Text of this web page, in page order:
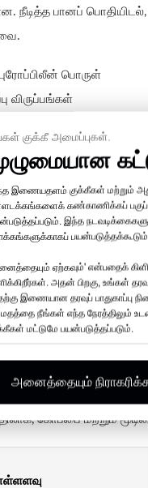
நீடித்த பானப்
பொருள்
விருப்பங்கள்
வடிவமைப்புகள்
கொள்ளளவுகள்
விட்டங்கள்
மூடி விருப்பங்கள்
சூடான,
மற்றும் பேக்கேஜிங்
மொத்த
விட்டங்கள்,
கோப்பை மற்றும்
குக்கீ அமைப்புகள்.
இணையதளம் குக்கீகள் மற்றும்
கண்காணிக்கப்
இந்த
ஏற்கவும்' என்பதைக்
அதன் பிறகு, உங்கள்
இணையான தரவுப் பாதுகாப்பு
நீங்கள் எந்த நேரத்திலும்
மட்டுமே பயன்படுத்தப்படும்.
அனைத்தையும்